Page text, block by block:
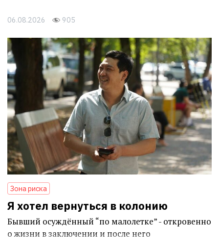
06.08.2026 905
Зона риска
Я хотел вернуться в колонию
Бывший осуждённый “по малолетке” - откровенно
о жизни в заключении и после него